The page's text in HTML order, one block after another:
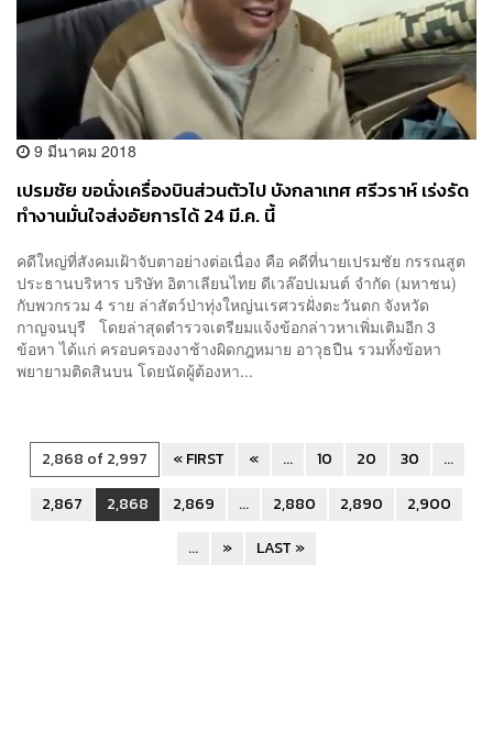
9 มีนาคม 2018
เปรมชัย ขอนั่งเครื่องบินส่วนตัวไป บังกลาเทศ ศรีวราห์ เร่งรัด
ทำงานมั่นใจส่งอัยการได้ 24 มี.ค. นี้
คดีใหญ่ที่สังคมเฝ้าจับตาอย่างต่อเนื่อง คือ คดีที่นายเปรมชัย กรรณสูต
ประธานบริหาร บริษัท อิตาเลียนไทย ดีเวล๊อปเมนต์ จำกัด (มหาชน)
กับพวกรวม 4 ราย ล่าสัตว์ป่าทุ่งใหญ่นเรศวรฝั่งตะวันตก จังหวัด
กาญจนบุรี โดยล่าสุดตำรวจเตรียมแจ้งข้อกล่าวหาเพิ่มเติมอีก 3
ข้อหา ได้แก่ ครอบครองงาช้างผิดกฎหมาย อาวุธปืน รวมทั้งข้อหา
พยายามติดสินบน โดยนัดผู้ต้องหา...
2,868 of 2,997 « FIRST « ... 10 20 30
...
2,867
2,868 2,869 ... 2,880 2,890
2,900
...
» LAST »